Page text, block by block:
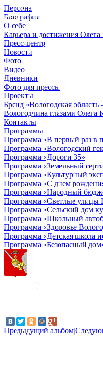
Персона
Биография
О себе
Карьера и достижения
Пресс-центр
Новости
Фото
Видео
Дневники
Фото для прессы
Проекты
Бренд «Вологодская
Вологодчина глазами Олега
Контакты
Программы
Программа «В первый раз в
Программа «Вологодский
Программа «Дороги 35»
Программа «Земельный
Программа «Культурный
Программа «С днем
Программа «Народный
Программа «Светлые улицы
Программа «Сельский дом
Программа «Школьный
Программа «Здоровье
Программа «Детская школа
Программа «Безопасный
Предыдущий альбом|
© 2012 - 2023,
КУВШИННИКОВ О.А.